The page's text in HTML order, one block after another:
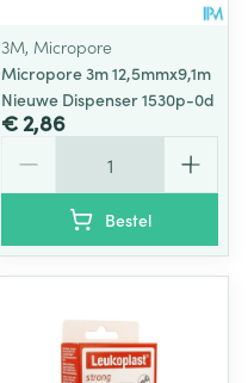
3M, Micropore
Micropore 3m 12,5mmx9,1m
Nieuwe Dispenser 1530p-0d
€ 2,86
Bestel